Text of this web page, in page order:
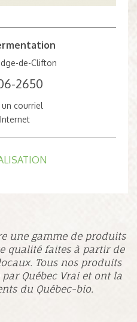
de-Clifton
2650
un courriel
une gamme de produits
qualité faites à partir de
Tous nos produits
Québec Vrai et ont la
du Québec-bio.